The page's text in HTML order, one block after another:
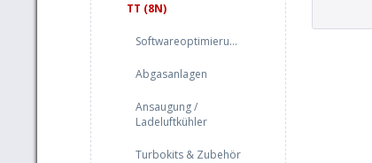
TT (8N)
Softwareoptimierung
Abgasanlagen
Ansaugung /
Ladeluftkühler
Turbokits & Zubehör